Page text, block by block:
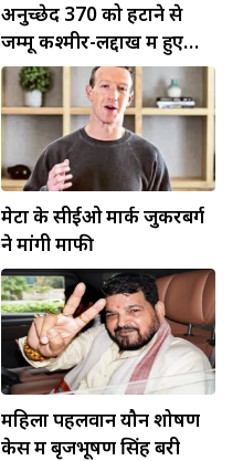
अनुच्छेद 370 को हटाने से
जम्मू कश्मीर-लद्दाख में हुए
व्यापक बदलाव: PM मोदी
मेटा के सीईओ मार्क जुकरबर्ग
ने मांगी माफी
महिला पहलवान यौन शोषण
केस में बृजभूषण सिंह बरी